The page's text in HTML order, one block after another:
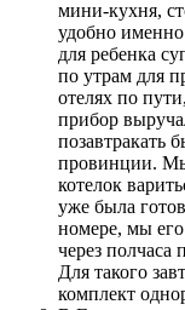
мини-кухня,
удобно
для ребенка
по утрам для
отелях по
прибор
позавтракать
провинции.
котелок
уже была
номере, мы
через полчаса
Для такого
комплект